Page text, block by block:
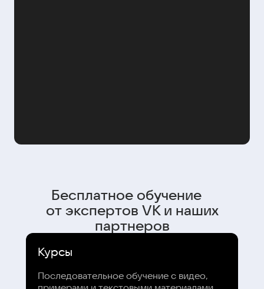
Бесплатное обучение
от экспертов VK и наших
партнеров
Курсы
Последовательное обучение с видео,